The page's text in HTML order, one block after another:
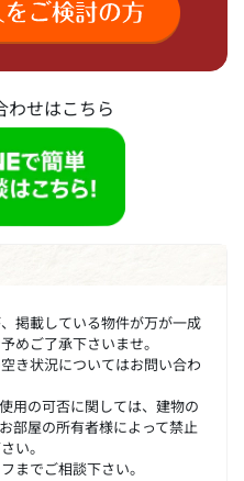
わせはこちら
掲載している物件が万が一成
めご了承下さいませ。
き状況についてはお問い合わ
用の可否に関しては、建物の
部屋の所有者様によって禁止
い。
までご相談下さい。